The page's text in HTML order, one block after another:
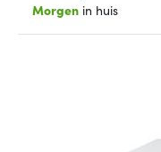
Morgen in huis